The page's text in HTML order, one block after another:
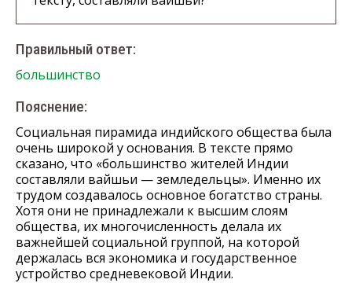
Правильный ответ:
большинство
Пояснение:
Социальная пирамида индийского общества была
очень широкой у основания. В тексте прямо
сказано, что «большинство жителей Индии
составляли вайшьи — земледельцы». Именно их
трудом создавалось основное богатство страны.
Хотя они не принадлежали к высшим слоям
общества, их многочисленность делала их
важнейшей социальной группой, на которой
держалась вся экономика и государственное
устройство средневековой Индии.